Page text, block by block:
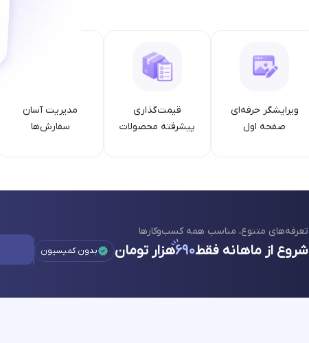
ویرایشگر حرفه‌ای
صفحه اول
قیمت‌گذاری
پیشرفته محصولات
مدیریت آسان
سفارش‌ها
تعرفه‌های متنوع، مناسب همه کسب‌وکارها
شروع از ماهانه فقط۶۹۰هزار تومان بدون کمیسیون